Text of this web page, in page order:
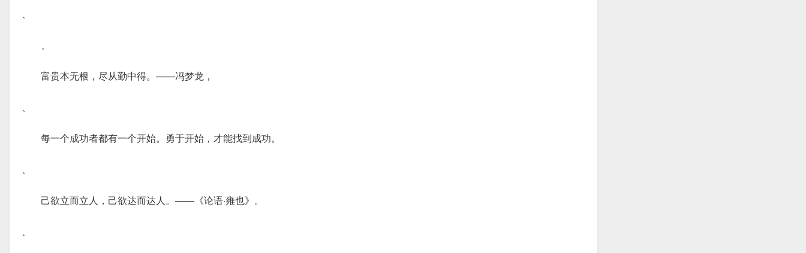
、
、
富贵本无根，尽从勤中得。——冯梦龙，
、
每一个成功者都有一个开始。勇于开始，才能找到成功。
、
己欲立而立人，己欲达而达人。——《论语·雍也》。
、